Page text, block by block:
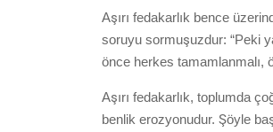
Aşırı fedakarlık bence
soruyu sormuşuzdur: “Peki
önce herkes tamamlanmalı,
Aşırı fedakarlık, toplumda
benlik erozyonudur. Şöyle